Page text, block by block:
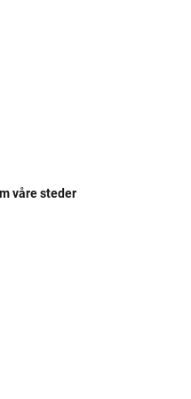
våre steder